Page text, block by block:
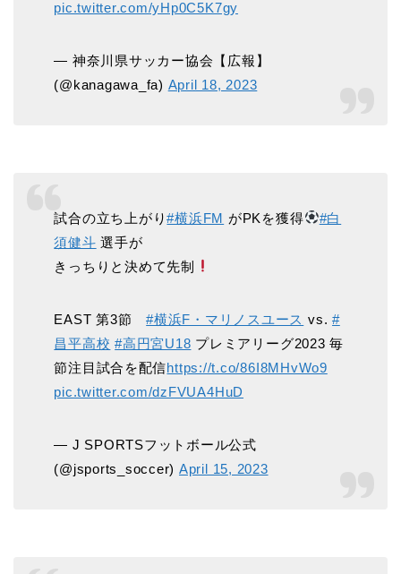
pic.twitter.com/yHp0C5K7gy
— 神奈川県サッカー協会【広報】
(@kanagawa_fa) April 18, 2023
試合の立ち上がり#横浜FM がPKを獲得
#白
須健斗 選手が
きっちりと決めて先制
EAST 第3節#横浜F・マリノスユース vs.#
昌平高校 #高円宮U18 プレミアリーグ2023 毎
節注目試合を配信https://t.co/86I8MHvWo9
pic.twitter.com/dzFVUA4HuD
— J SPORTSフットボール公式
(@jsports_soccer) April 15, 2023